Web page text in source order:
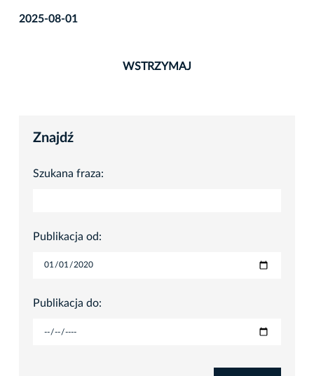
2025-08-01
WSTRZYMAJ
Znajdź
Szukana fraza:
Publikacja od:
Publikacja do: